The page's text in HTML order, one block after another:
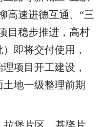
高速进德互通、 “三
目稳步推进，高村
即将交付使用，
项目开工建设，
地一级整理前期